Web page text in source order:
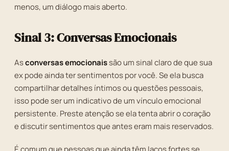
menos, um diálogo mais aberto.
Sinal 3: Conversas Emocionais
Asconversas emocionaissão um sinal claro de que sua
ex pode ainda ter sentimentos por você. Se ela busca
compartilhar detalhes íntimos ou questões pessoais,
isso pode ser um indicativo de um vínculo emocional
persistente. Preste atenção se ela tenta abrir o coração
e discutir sentimentos que antes eram mais reservados.